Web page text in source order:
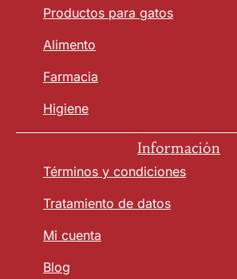
Productos para gatos
Alimento
Farmacia
Higiene
Información
Términos y condiciones
Tratamiento de datos
Mi cuenta
Blog